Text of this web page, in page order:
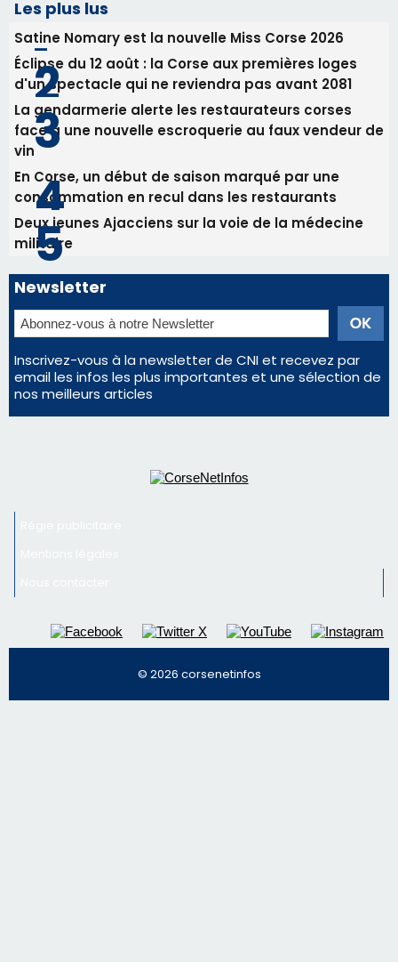
En Corse, un début de saison marqué par une
consommation en recul dans les restaurants
Deux jeunes Ajacciens sur la voie de la médecine
militaire
Newsletter
Inscrivez-vous à la newsletter de CNI et recevez par
email les infos les plus importantes et une sélection de
nos meilleurs articles
Régie publicitaire
Mentions légales
Nous contacter